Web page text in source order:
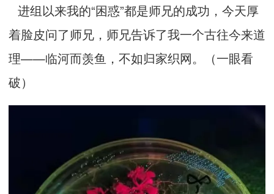
进组以来我的“困惑”都是师兄的成功，今天厚
着脸皮问了师兄，师兄告诉了我一个古往今来道
理——临河而羡鱼，不如归家织网。（一眼看
破）